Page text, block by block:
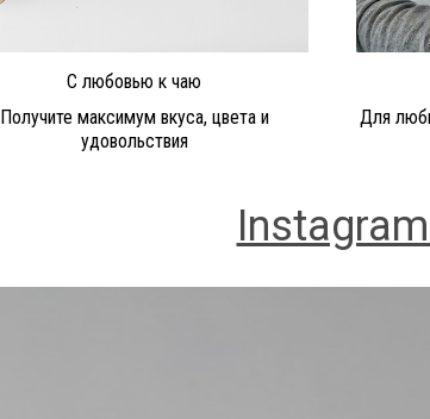
С любовью к чаю
Получите максимум вкуса, цвета и
удовольствия
Для